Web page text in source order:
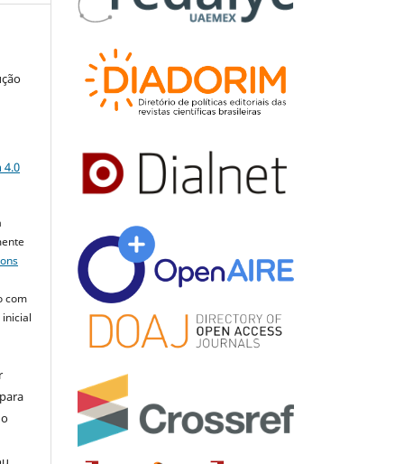
4.0
com